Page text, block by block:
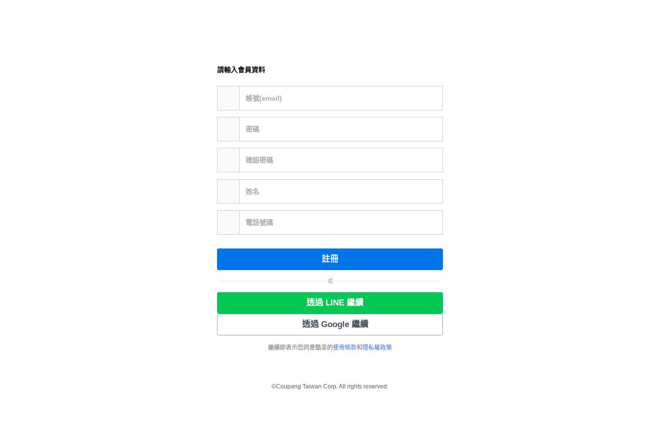
請輸入會員資料
帳號(email)
密碼
確認密碼
姓名
電話號碼
註冊
或
透過 LINE 繼續
透過 Google 繼續
繼續即表示您同意酷澎的使用條款和 隱私權政策
©Coupang Taiwan Corp. All rights reserved.